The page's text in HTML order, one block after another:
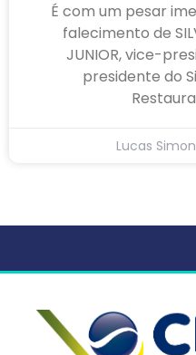
É com um pesar
falecimento de
JUNIOR, vice-
presidente do
Lucas Simon